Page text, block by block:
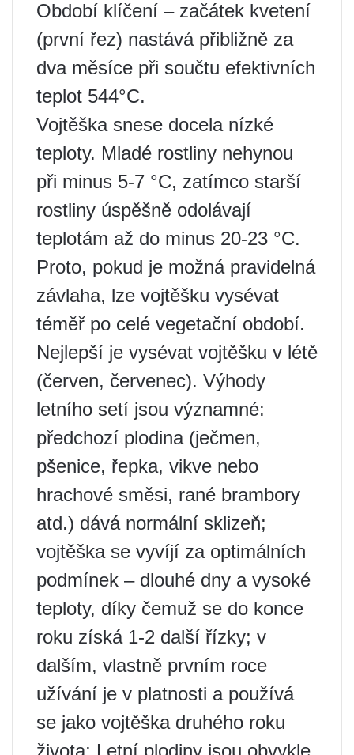
Období klíčení – začátek kvetení
(první řez) nastává přibližně za
dva měsíce při součtu efektivních
teplot 544°C.
Vojtěška snese docela nízké
teploty. Mladé rostliny nehynou
při minus 5-7 °C, zatímco starší
rostliny úspěšně odolávají
teplotám až do minus 20-23 °C.
Proto, pokud je možná pravidelná
závlaha, lze vojtěšku vysévat
téměř po celé vegetační období.
Nejlepší je vysévat vojtěšku v létě
(červen, červenec). Výhody
letního setí jsou významné:
předchozí plodina (ječmen,
pšenice, řepka, vikve nebo
hrachové směsi, rané brambory
atd.) dává normální sklizeň;
vojtěška se vyvíjí za optimálních
podmínek – dlouhé dny a vysoké
teploty, díky čemuž se do konce
roku získá 1-2 další řízky; v
dalším, vlastně prvním roce
užívání je v platnosti a používá
se jako vojtěška druhého roku
života; Letní plodiny jsou obvykle